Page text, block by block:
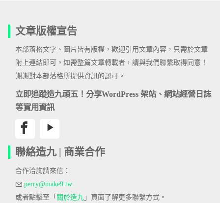
文章版權宣告
本部落格文字、圖片皆有版權，歡迎引用文章內容，只需於文章
附上連結即可。如需整篇文章轉載者，請與我們聯繫取得同意！
謝謝對本部落格所提供資訊的認可。
立即追蹤造九頑五！分享WordPress 架站、網站經營日誌
等實用資訊
聯絡造九 | 商業合作
合作洽詢請來信：
perry@make9.tw
或者點擊至「 關於造九 」頁面了解更多聯繫方式。